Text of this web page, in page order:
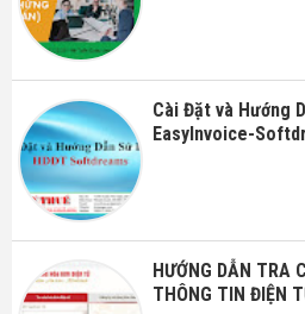
Cài Đặt và Hướng
EasyInvoice-
HƯỚNG DẪN TRA
THÔNG TIN ĐIỆN